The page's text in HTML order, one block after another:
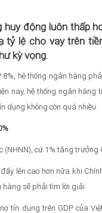
huy động luôn thấp
tỷ lệ cho vay trên
kỳ vọng.
hệ thống ngân hàng
nay, hệ thống ngân hàng
không còn quá nhiều.
(NHNN), cứ 1% tăng trưởng
đẩy lên cao hơn nữa khi
sẽ phải tìm lời giải.
tín dụng trên GDP của